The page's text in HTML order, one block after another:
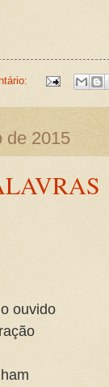
de 2015
ouvido